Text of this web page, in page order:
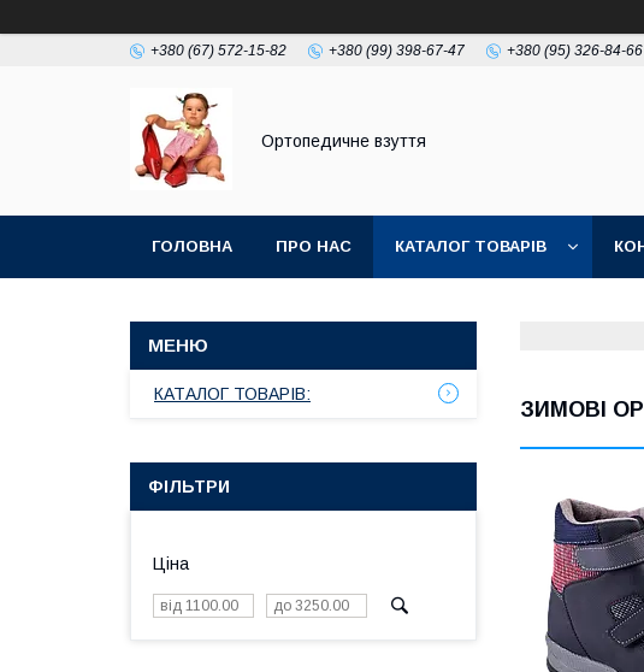
+380 (67) 572-15-82 +380 (99) 398-67-47 +380 (95) 326-84-66
Ортопедичне взуття
ГОЛОВНА ПРО НАС КАТАЛОГ ТОВАРІВ
ЗИМОВІ
КАТАЛОГ ТОВАРІВ:
ФІЛЬТРИ
Ціна